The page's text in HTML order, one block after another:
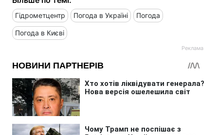
Гідрометцентр Погода в Україні Погода
Погода в Києві